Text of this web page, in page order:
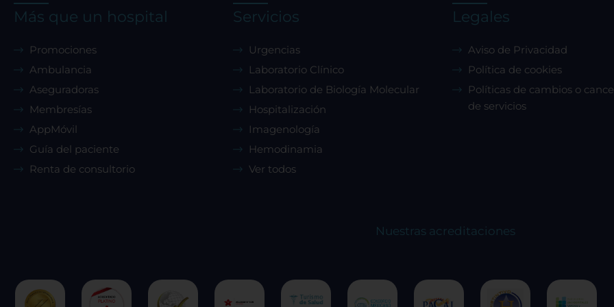
Más que un hospital
Promociones
Ambulancia
Aseguradoras
Membresías
AppMóvil
Guía del paciente
Renta de consultorio
Servicios
Urgencias
Laboratorio Clínico
Laboratorio de Biología Molecular
Hospitalización
Imagenología
Hemodinamia
Ver todos
Legales
Aviso de Privacidad
Política de cookies
Políticas de cambios o
de servicios
Nuestras acreditaciones